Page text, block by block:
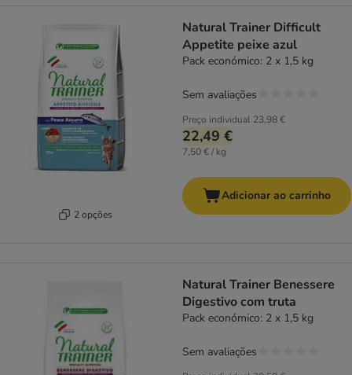
2 opções
Natural Trainer Difficult
Appetite peixe azul
Pack económico: 2 x 1,5 kg
Preço individual 23,98 €
22,49 €
7,50 € / kg
Sem avaliações
Adicionar ao carrinho
Natural Trainer Benessere
Digestivo com truta
Pack económico: 2 x 1,5 kg
Sem avaliações